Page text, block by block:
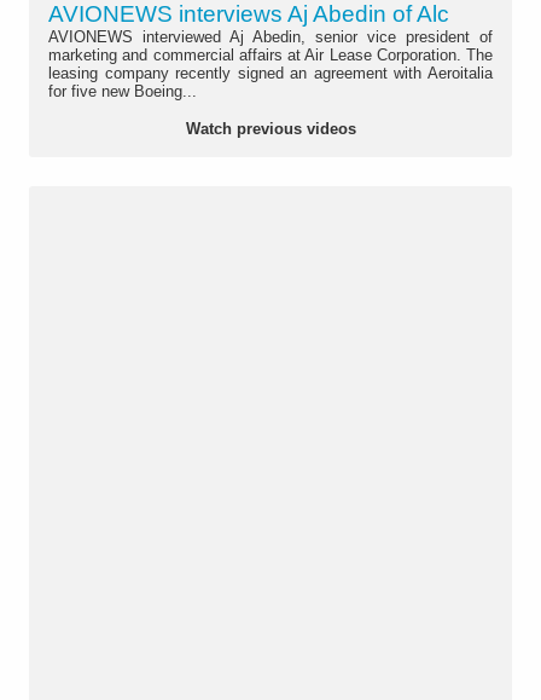
AVIONEWS interviews Aj Abedin of Alc
AVIONEWS interviewed Aj Abedin, senior vice president of
marketing and commercial affairs at Air Lease Corporation. The
leasing company recently signed an agreement with Aeroitalia
for five new Boeing...
Watch previous videos